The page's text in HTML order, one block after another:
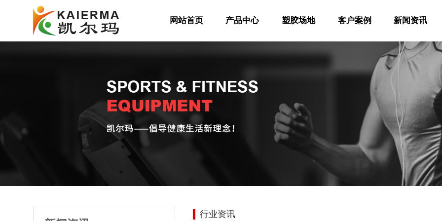
网站首页 产品中心 塑胶场地 客户案例 新闻资讯
行业资讯